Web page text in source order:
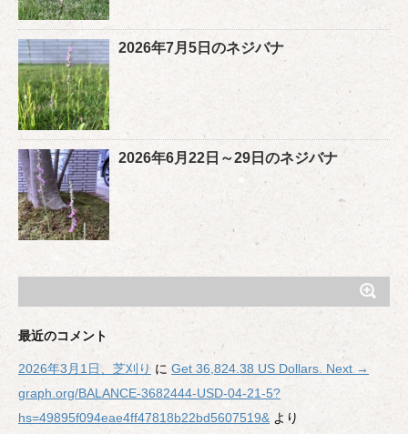
2026年7月5日のネジバナ
2026年6月22日～29日のネジバナ
最近のコメント
2026年3月1日、芝刈り に Get 36,824.38 US Dollars. Next →
graph.org/BALANCE-3682444-USD-04-21-5?
hs=49895f094eae4ff47818b22bd5607519& より